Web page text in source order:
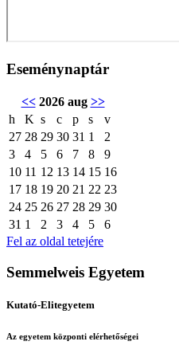
Eseménynaptár
<<2026 aug >>
h
K s c p s
v
27 28 29 30 31 1
2
3
4 5 6 7 8
9
10 11 12 13 14 15 16
17 18 19 20 21 22 23
24 25 26 27 28 29 30
31 1 2 3 4 5
6
Fel az oldal tetejére
Semmelweis Egyetem
Kutató-Elitegyetem
Az egyetem központi elérhetőségei